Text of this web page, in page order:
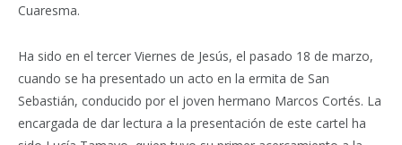
Cuaresma.
Ha sido en el tercer Viernes de Jesús, el pasado 18 de marzo,
cuando se ha presentado un acto en la ermita de San
Sebastián, conducido por el joven hermano Marcos Cortés. La
encargada de dar lectura a la presentación de este cartel ha